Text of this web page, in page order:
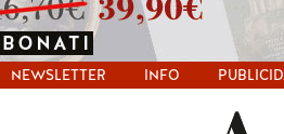
NEWSLETTER INFO